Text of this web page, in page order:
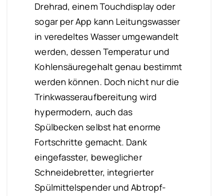
Drehrad, einem Touchdisplay oder
sogar per App kann Leitungswasser
in veredeltes Wasser umgewandelt
werden, dessen Temperatur und
Kohlensäuregehalt genau bestimmt
werden können. Doch nicht nur die
Trinkwasseraufbereitung wird
hypermodern, auch das
Spülbecken selbst hat enorme
Fortschritte gemacht. Dank
eingefasster, beweglicher
Schneidebretter, integrierter
Spülmittelspender und Abtropf-